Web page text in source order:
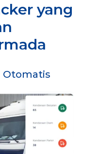
yang
Otomatis